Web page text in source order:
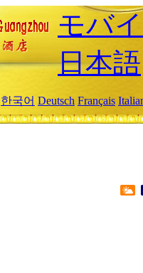
モバ
日本語
한국어 Deutsch Français